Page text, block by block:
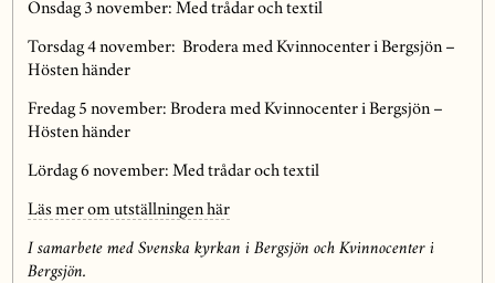
Onsdag 3 november: Med trådar och textil
Torsdag 4 november: Brodera med Kvinnocenter i Bergsjön –
Hösten händer
Fredag 5 november: Brodera med Kvinnocenter i Bergsjön –
Hösten händer
Lördag 6 november: Med trådar och textil
Läs mer om utställningen här
I samarbete med Svenska kyrkan i Bergsjön och Kvinnocenter i
Bergsjön.